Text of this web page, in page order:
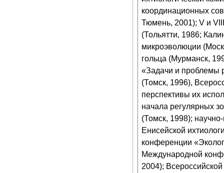
координационных
Тюмень, 2001); V и
(Тольятти, 1986;
микроэволюции
гольца (Мурманск,
«Задачи и проблемы
(Томск, 1996),
перспективы их
начала регулярных
(Томск, 1998);
Енисейской
конференции
Международной
2004);